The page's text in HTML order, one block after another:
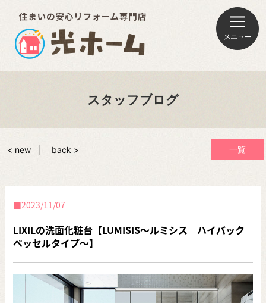
スタッフブログ
一覧
< new back >
2023/11/07
LIXILの洗面化粧台【LUMISIS～ルミシス ハイバック
ベッセルタイプ～】